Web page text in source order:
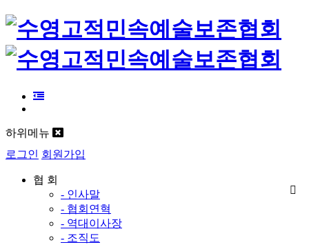
하위메뉴
로그인 회원가입
협 회
- 인사말
- 협회연혁
- 역대이사장
- 조직도